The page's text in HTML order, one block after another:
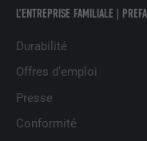
L’ENTREPRISE FAMILIALE | PREFA
Durabilité
Offres d’emploi
Presse
Conformité
NOM